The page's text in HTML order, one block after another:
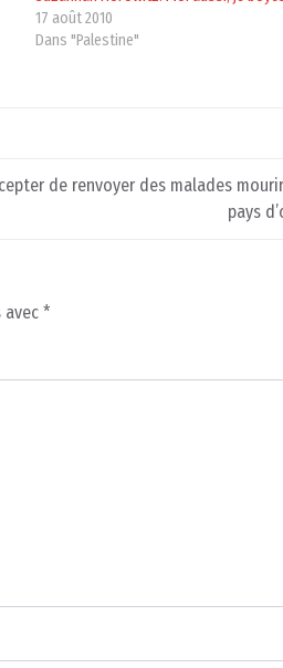
17 août 2010
Dans "Palestine"
de renvoyer des malades
pays
*